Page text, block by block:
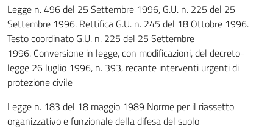
Legge n. 496 del 25 Settembre 1996, G.U. n. 225 del 25
Settembre 1996. Rettifica G.U. n. 245 del 18 Ottobre 1996.
Testo coordinato G.U. n. 225 del 25 Settembre
1996. Conversione in legge, con modificazioni, del decreto-
legge 26 luglio 1996, n. 393, recante interventi urgenti di
protezione civile
Legge n. 183 del 18 maggio 1989 Norme per il riassetto
organizzativo e funzionale della difesa del suolo